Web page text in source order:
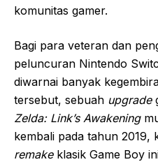
komunitas gamer.
Bagi para veteran dan
peluncuran Nintendo
diwarnai banyak
tersebut, sebuah upgrade
Zelda: Link’s Awakening
kembali pada tahun 2019,
remakeklasik Game Boy